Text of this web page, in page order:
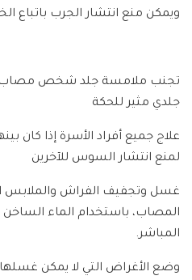
ويمكن منع انتشار الجرب باتباع
تجنب ملامسة جلد شخص مصاب،
جلدي مثير للحكة
علاج جميع أفراد الأسرة إذا
لمنع انتشار السوس للآخرين
غسل وتجفيف الفراش
المصاب، باستخدام الماء
المباشر.
وضع الأغراض التي لا يمكن